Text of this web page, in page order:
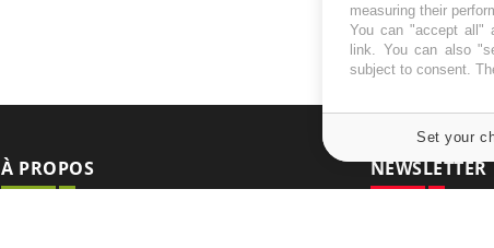
À PROPOS NEWSLETTER
measuring their
You can "accept all"
link. You can also
subject to consent.
Set your